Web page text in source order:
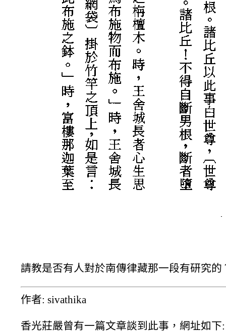
請教是否有人對於南傳律藏那一段有研究的
作者: sivathika
香光莊嚴曾有一篇文章談到此事，網址如下: